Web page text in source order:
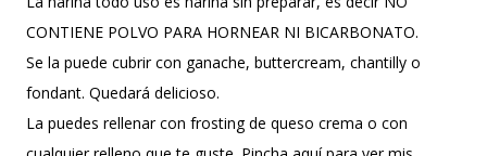
CONTIENE POLVO PARA HORNEAR NI BICARBONATO.
Se la puede cubrir con ganache, buttercream, chantilly o
fondant. Quedará delicioso.
La puedes rellenar con frosting de queso crema o con